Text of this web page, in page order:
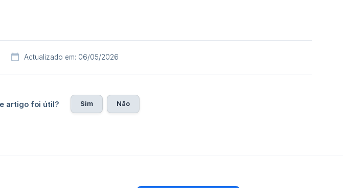
Actualizado em: 06/05/2026
artigo foi útil? Sim Não